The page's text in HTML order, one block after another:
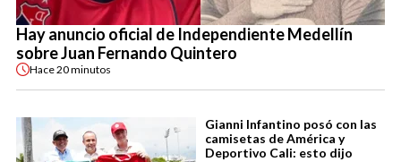
Hay anuncio oficial de Independiente Medellín
sobre Juan Fernando Quintero
Hace20 minutos
Gianni Infantino posó con las
camisetas de América y
Deportivo Cali: esto dijo